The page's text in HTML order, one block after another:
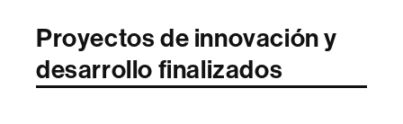
Proyectos de innovación y
desarrollo finalizados